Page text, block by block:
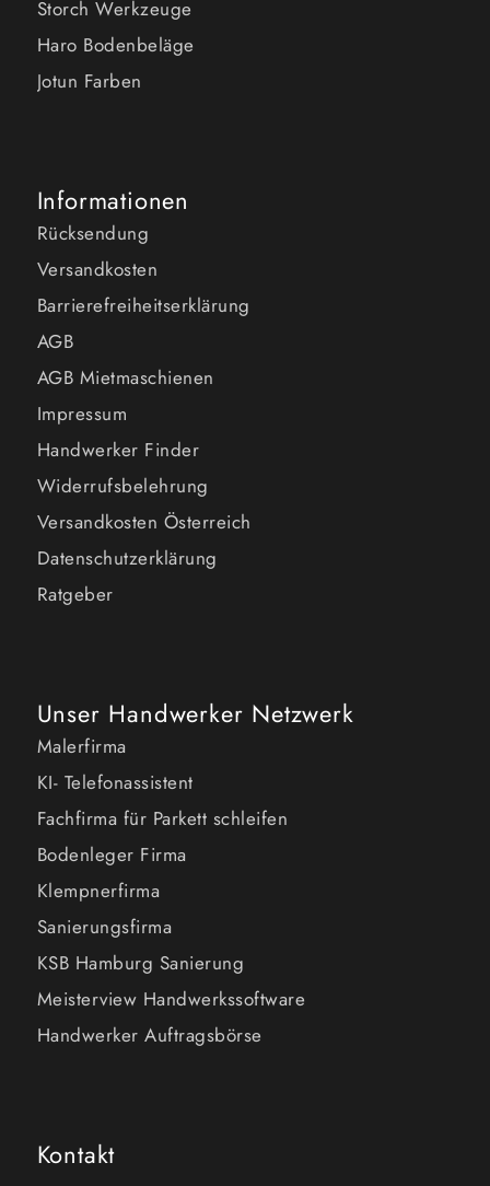
Storch Werkzeuge
Haro Bodenbeläge
Jotun Farben
Informationen
Rücksendung
Versandkosten
Barrierefreiheitserklärung
AGB
AGB Mietmaschienen
Impressum
Handwerker Finder
Widerrufsbelehrung
Versandkosten Österreich
Datenschutzerklärung
Ratgeber
Unser Handwerker Netzwerk
Malerfirma
KI- Telefonassistent
Fachfirma für Parkett schleifen
Bodenleger Firma
Klempnerfirma
Sanierungsfirma
KSB Hamburg Sanierung
Meisterview Handwerkssoftware
Handwerker Auftragsbörse
Kontakt